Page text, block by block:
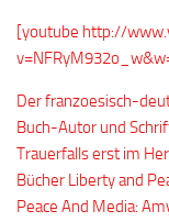
[youtube http://
Der franzoesisch-
Buch-Autor und
Trauerfalls erst im
Bücher Liberty and
Peace And Media: